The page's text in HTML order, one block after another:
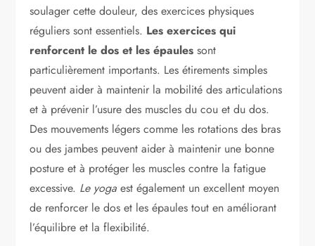
soulager cette douleur, des exercices physiques
réguliers sont essentiels. Les exercices qui
renforcent le dos et les épaules sont
particulièrement importants. Les étirements simples
peuvent aider à maintenir la mobilité des articulations
et à prévenir l’usure des muscles du cou et du dos.
Des mouvements légers comme les rotations des bras
ou des jambes peuvent aider à maintenir une bonne
posture et à protéger les muscles contre la fatigue
excessive. Le yoga est également un excellent moyen
de renforcer le dos et les épaules tout en améliorant
l’équilibre et la flexibilité.